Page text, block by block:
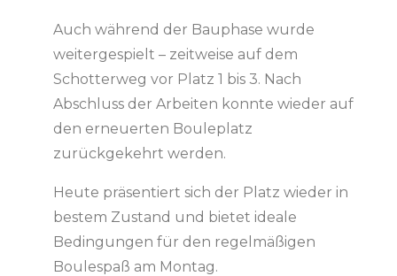
Auch während der Bauphase wurde
weitergespielt – zeitweise auf dem
Schotterweg vor Platz 1 bis 3. Nach
Abschluss der Arbeiten konnte wieder auf
den erneuerten Bouleplatz
zurückgekehrt werden.
Heute präsentiert sich der Platz wieder in
bestem Zustand und bietet ideale
Bedingungen für den regelmäßigen
Boulespaß am Montag.